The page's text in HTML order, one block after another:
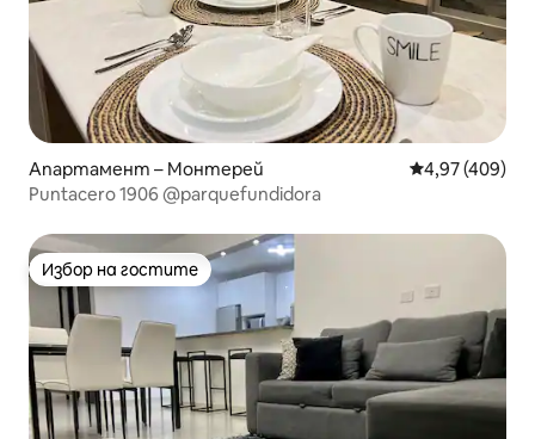
Апартамент – Монтерей Средна
4,97 (409)
Puntacero 1906 @parquefundidora
Избор на гостите
Избор на гостите